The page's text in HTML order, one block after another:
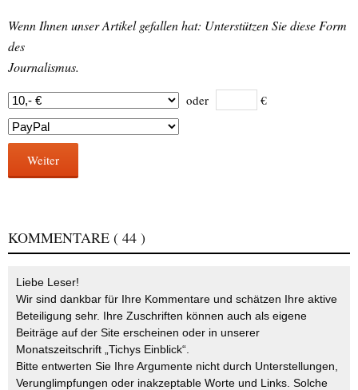
Wenn Ihnen unser Artikel gefallen hat: Unterstützen Sie diese Form
des
Journalismus.
oder €
Weiter
KOMMENTARE ( 44 )
Liebe Leser!
Wir sind dankbar für Ihre Kommentare und schätzen Ihre aktive
Beteiligung sehr. Ihre Zuschriften können auch als eigene
Beiträge auf der Site erscheinen oder in unserer
Monatszeitschrift „Tichys Einblick“.
Bitte entwerten Sie Ihre Argumente nicht durch Unterstellungen,
Verunglimpfungen oder inakzeptable Worte und Links. Solche